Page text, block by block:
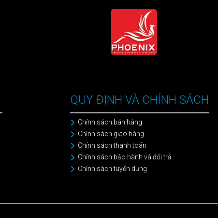
QUY ĐỊNH VÀ CHÍNH SÁCH
Chính sách bán hàng
Chính sách giao hàng
Chính sách thanh toán
Chính sách bảo hành và đổi trả
Chính sách tuyển dụng